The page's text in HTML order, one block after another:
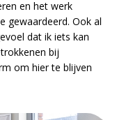
en het werk
gewaardeerd. Ook al
dat ik iets kan
bij
om hier te blijven